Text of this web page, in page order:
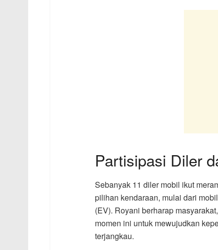
Partisipasi Diler
Sebanyak 11 diler mobil ikut
pilihan kendaraan, mulai dari
(EV). Royani berharap
momen ini untuk mewujudkan
terjangkau.